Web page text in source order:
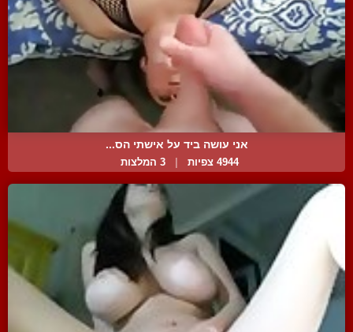
אני עושה ביד על אישתי הס...
4944 צפיות 3 המלצות